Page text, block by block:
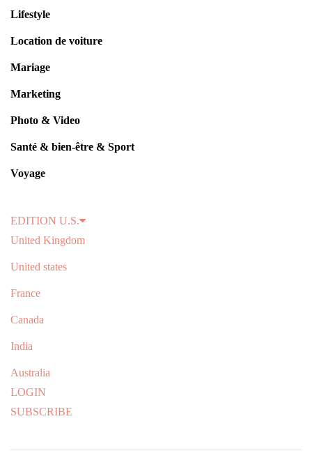
Lifestyle
Location de voiture
Mariage
Marketing
Photo & Video
Santé & bien-être & Sport
Voyage
EDITION U.S.
United Kingdom
United states
France
Canada
India
Australia
LOGIN
SUBSCRIBE